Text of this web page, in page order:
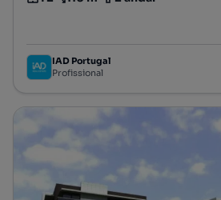
Tipologia
Preço por metro quadrado
Andar
IAD Portugal
Profissional